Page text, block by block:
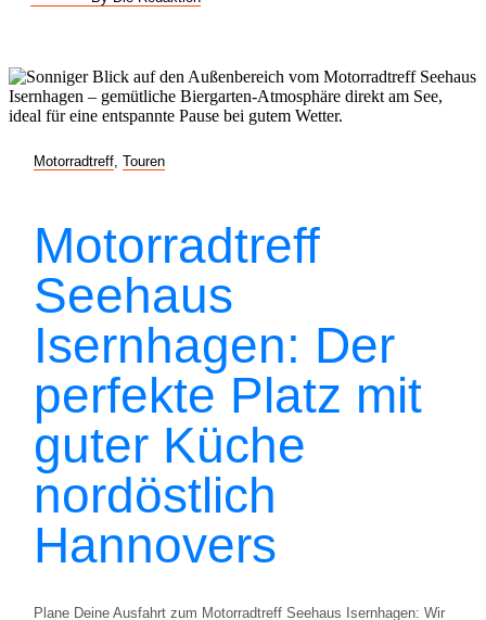
Motorradtreff Touren
Motorradtreff
Seehaus
Isernhagen: Der
perfekte Platz mit
guter Küche
nordöstlich
Hannovers
Plane Deine Ausfahrt zum Motorradtreff Seehaus Isernhagen: Wir